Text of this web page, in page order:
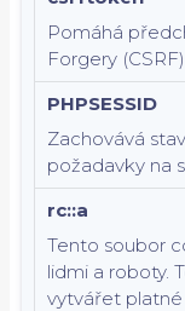
Pomáhá
Forgery
PHPSESSID
Zachovává
požadavky na
rc::a
Tento soubor
lidmi a roboty.
vytvářet platné